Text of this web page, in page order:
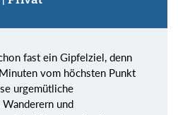
fast ein Gipfelziel, denn
vom höchsten Punkt
urgemütliche
und